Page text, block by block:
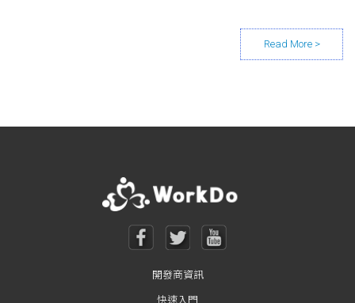
Posts navigation
開發商資訊
快速入門